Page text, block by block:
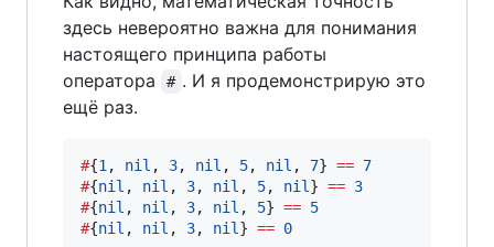
здесь невероятно важна для понимания
настоящего принципа работы
оператора
# . И я продемонстрирую это
ещё раз.
#{1 , nil , 3, nil , 5, nil , 7} == 7
#{nil , nil , 3, nil , 5, nil } == 3
#{nil , nil , 3, nil , 5} == 5
#{nil , nil , 3, nil } == 0